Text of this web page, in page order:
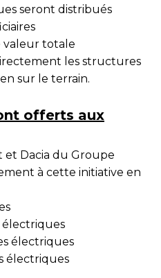
seront distribués
valeur totale
les structures
sur le terrain.
offerts aux
et Dacia du Groupe
à cette initiative en
électriques
électriques
électriques